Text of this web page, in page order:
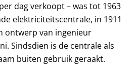
dag verkoopt – was tot 1963
elektriciteitscentrale, in 1911
ontwerp van ingenieur
Sindsdien is de centrale als
buiten gebruik geraakt.